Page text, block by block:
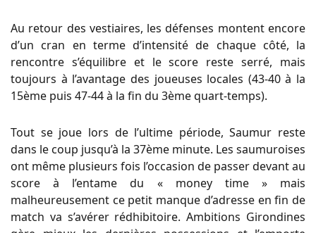
Au retour des vestiaires, les défenses montent encore
d’un cran en terme d’intensité de chaque côté, la
rencontre s’équilibre et le score reste serré, mais
toujours à l’avantage des joueuses locales (43-40 à la
15ème puis 47-44 à la fin du 3ème quart-temps).
Tout se joue lors de l’ultime période, Saumur reste
dans le coup jusqu’à la 37ème minute. Les saumuroises
ont même plusieurs fois l’occasion de passer devant au
score à l’entame du « money time » mais
malheureusement ce petit manque d’adresse en fin de
match va s’avérer rédhibitoire. Ambitions Girondines